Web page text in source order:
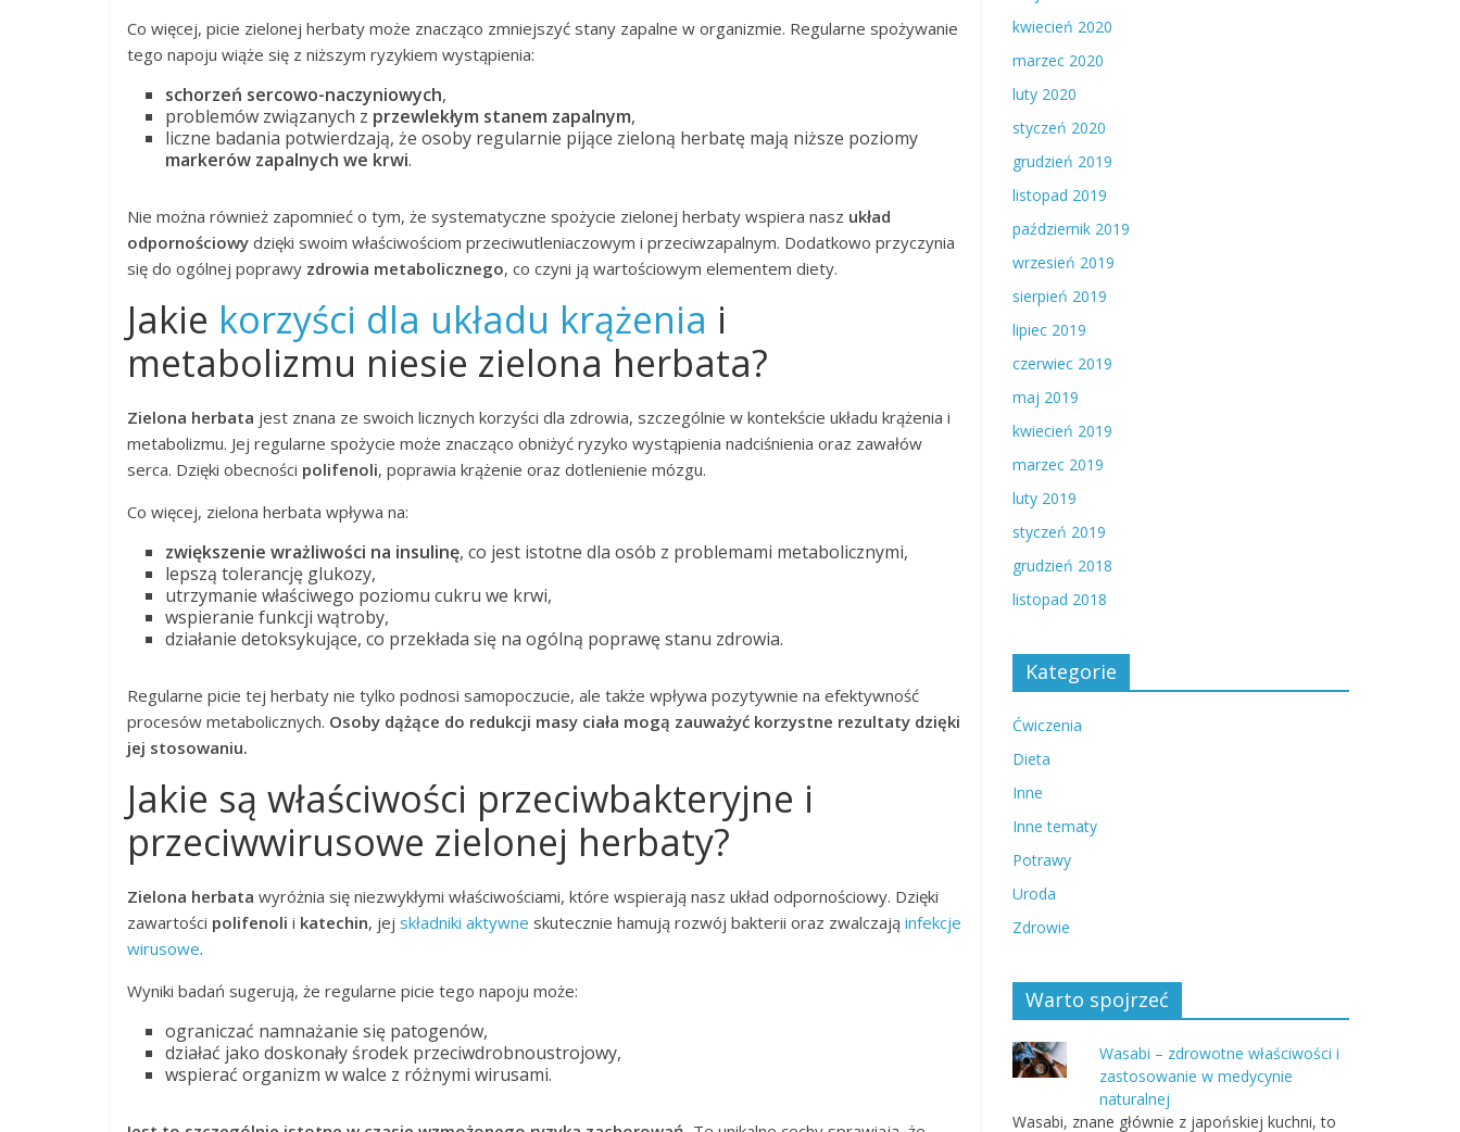
Co więcej, picie zielonej herbaty może znacząco zmniejszyć stany zapalne w organizmie. Regularne spożywanie
tego napoju wiąże się z niższym ryzykiem wystąpienia:
schorzeń sercowo-naczyniowych,
problemów związanych z przewlekłym stanem zapalnym,
liczne badania potwierdzają, że osoby regularnie pijące zieloną herbatę mają niższe poziomy
markerów zapalnych we krwi.
Nie można również zapomnieć o tym, że systematyczne spożycie zielonej herbaty wspiera nasz układ
odpornościowy dzięki swoim właściwościom przeciwutleniaczowym i przeciwzapalnym. Dodatkowo przyczynia
się do ogólnej poprawy zdrowia metabolicznego, co czyni ją wartościowym elementem diety.
Jakie korzyści dla układu krążenia i
metabolizmu niesie zielona herbata?
Zielona herbata jest znana ze swoich licznych korzyści dla zdrowia, szczególnie w kontekście układu krążenia i
metabolizmu. Jej regularne spożycie może znacząco obniżyć ryzyko wystąpienia nadciśnienia oraz zawałów
serca. Dzięki obecności polifenoli, poprawia krążenie oraz dotlenienie mózgu.
Co więcej, zielona herbata wpływa na:
zwiększenie wrażliwości na insulinę, co jest istotne dla osób z problemami metabolicznymi,
lepszą tolerancję glukozy,
utrzymanie właściwego poziomu cukru we krwi,
wspieranie funkcji wątroby,
działanie detoksykujące, co przekłada się na ogólną poprawę stanu zdrowia.
Regularne picie tej herbaty nie tylko podnosi samopoczucie, ale także wpływa pozytywnie na efektywność
procesów metabolicznych. Osoby dążące do redukcji masy ciała mogą zauważyć korzystne rezultaty dzięki
jej stosowaniu.
Jakie są właściwości przeciwbakteryjne i
przeciwwirusowe zielonej herbaty?
Zielona herbata wyróżnia się niezwykłymi właściwościami, które wspierają nasz układ odpornościowy. Dzięki
zawartości polifenoli i katechin, jej składniki aktywne skutecznie hamują rozwój bakterii oraz zwalczają infekcje
wirusowe.
Wyniki badań sugerują, że regularne picie tego napoju może:
ograniczać namnażanie się patogenów,
działać jako doskonały środek przeciwdrobnoustrojowy,
wspierać organizm w walce z różnymi wirusami.
kwiecień 2020
marzec 2020
luty 2020
styczeń 2020
grudzień 2019
listopad 2019
październik 2019
wrzesień 2019
sierpień 2019
lipiec 2019
czerwiec 2019
maj 2019
kwiecień 2019
marzec 2019
luty 2019
styczeń 2019
grudzień 2018
listopad 2018
Kategorie
Ćwiczenia
Dieta
Inne
Inne tematy
Potrawy
Uroda
Zdrowie
Warto spojrzeć
Wasabi – zdrowotne właściwości i
zastosowanie w medycynie
naturalnej
Wasabi, znane głównie z japońskiej kuchni, to